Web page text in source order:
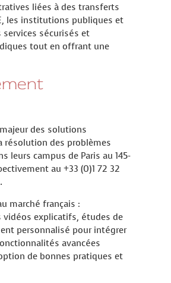
liées à des transferts
les institutions publiques et
sécurisés et
tout en offrant une
des solutions
résolution des problèmes
leurs campus de Paris au 145-
au +33 (0)1 72 32
marché français :
explicatifs, études de
personnalisé pour intégrer
avancées
de bonnes pratiques et